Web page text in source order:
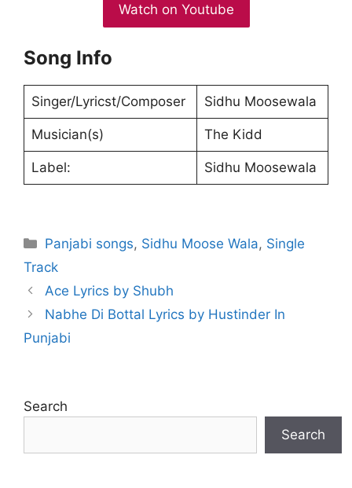
Watch on Youtube
Song Info
Singer/Lyricst/Composer Sidhu Moosewala
Musician(s) The Kidd
Label: Sidhu Moosewala
Categories
Panjabi songs, Sidhu Moose Wala, Single
Track
Ace Lyrics by Shubh
Nabhe Di Bottal Lyrics by Hustinder In
Punjabi
Search
Search